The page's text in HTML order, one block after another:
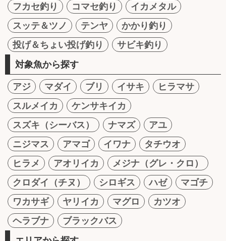
フカセ釣り
コマセ釣り
イカメタル
スッテ＆ツノ
テンヤ
かかり釣り
投げ＆ちょい投げ釣り
サビキ釣り
対象魚から探す
アジ マダイ ブリ イサキ
ヒラマサ
スルメイカ
ケンサキイカ
スズキ（シーバス）
ナマズ
アユ
ニジマス
アマゴ イワナ
タチウオ
ヒラメ
アオリイカ
メジナ（グレ・クロ）
クロダイ（チヌ）
シロギス ハゼ
マゴチ
ワカサギ
ヤリイカ マグロ
カツオ
ヘラブナ
ブラックバス